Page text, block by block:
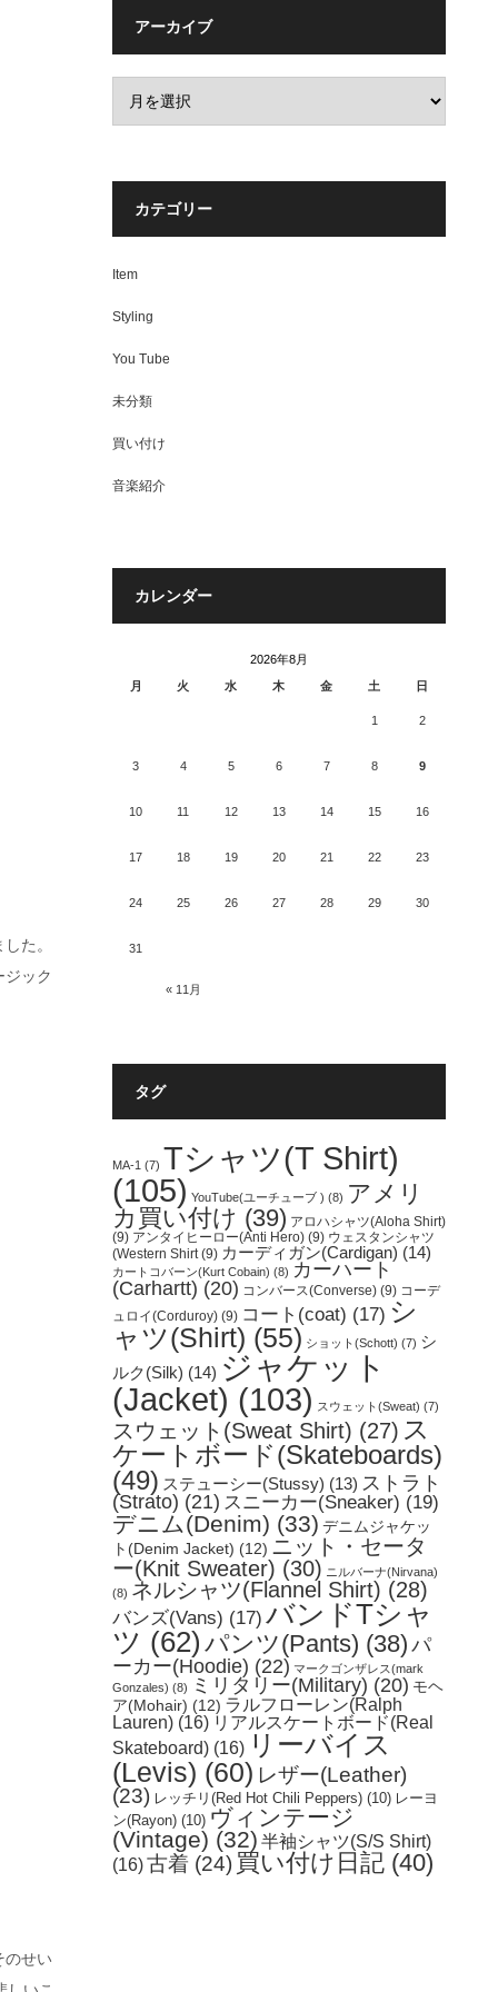
た。
ック
のせい
アーカイブ
カテゴリー
Item
Styling
You Tube
未分類
買い付け
音楽紹介
カレンダー
2026年8月
月
火 水 木 金 土 日
« 11月
1 2
3 4 5 6 7 8 9
10 11 12 13 14 15 16
17 18 19 20 21 22 23
24 25 26 27 28 29 30
31
タグ
MA-1 (7) Tシャツ(T Shirt)
(105) YouTube(ユーチューブ ) (8) アメリ
カ買い付け (39) アロハシャツ(Aloha Shirt)
(9) アンタイヒーロー(Anti Hero) (9) ウェスタンシャツ
(Western Shirt(9) カーディガン(Cardigan) (14)
カートコバーン(Kurt Cobain) (8) カーハート
(Carhartt) (20) コンバース(Converse) (9) コーデ
ュロイ(Corduroy) (9) コート(coat) (17) シ
ャツ(Shirt) (55) ショット(Schott) (7) シ
ルク(Silk) (14) ジャケット
(Jacket) (103) スウェット(Sweat) (7)
スウェット(Sweat Shirt) (27) ス
ケートボード(Skateboards)
(49) ステューシー(Stussy) (13) ストラト
(Strato) (21) スニーカー(Sneaker) (19)
デニム(Denim) (33) デニムジャケッ
ト(Denim Jacket) (12) ニット・セータ
ー(Knit Sweater) (30) ニルバーナ(Nirvana)
(8) ネルシャツ(Flannel Shirt) (28)
バンズ(Vans) (17) バンドTシャ
ツ (62) パンツ(Pants) (38)パ
ーカー(Hoodie) (22) マークゴンザレス(mark
Gonzales) (8) ミリタリー(Military) (20) モヘ
ア(Mohair) (12) ラルフローレン(Ralph
Lauren) (16) リアルスケートボード(Real
Skateboard) (16) リーバイス
(Levis) (60) レザー(Leather)
(23) レッチリ(Red Hot Chili Peppers) (10) レーヨ
ン(Rayon) (10) ヴィンテージ
(Vintage) (32) 半袖シャツ(S/S Shirt)
(16)古着 (24) 買い付け日記 (40)